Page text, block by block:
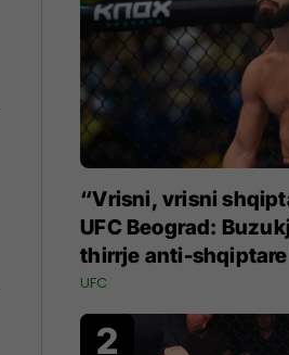
“Vrisni, vrisni
UFC Beograd:
thirrje anti-
UFC